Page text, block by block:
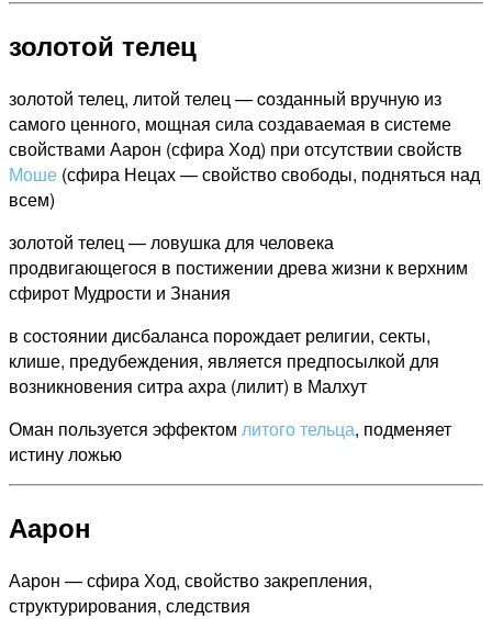
золотой телец
золотой телец, литой телец — cозданный вручную из
самого ценного, мощная сила создаваемая в системе
свойствами Аарон (сфира Ход) при отсутствии свойств
Моше (сфира Нецах — свойство свободы, подняться над
всем)
золотой телец — ловушка для человека
продвигающегося в постижении древа жизни к верхним
сфирот Мудрости и Знания
в состоянии дисбаланса порождает религии, секты,
клише, предубеждения, является предпосылкой для
возникновения ситра ахра (лилит) в Малхут
Оман пользуется эффектом литого тельца, подменяет
истину ложью
Аарон
Аарон — сфира Ход, свойство закрепления,
структурирования, следствия